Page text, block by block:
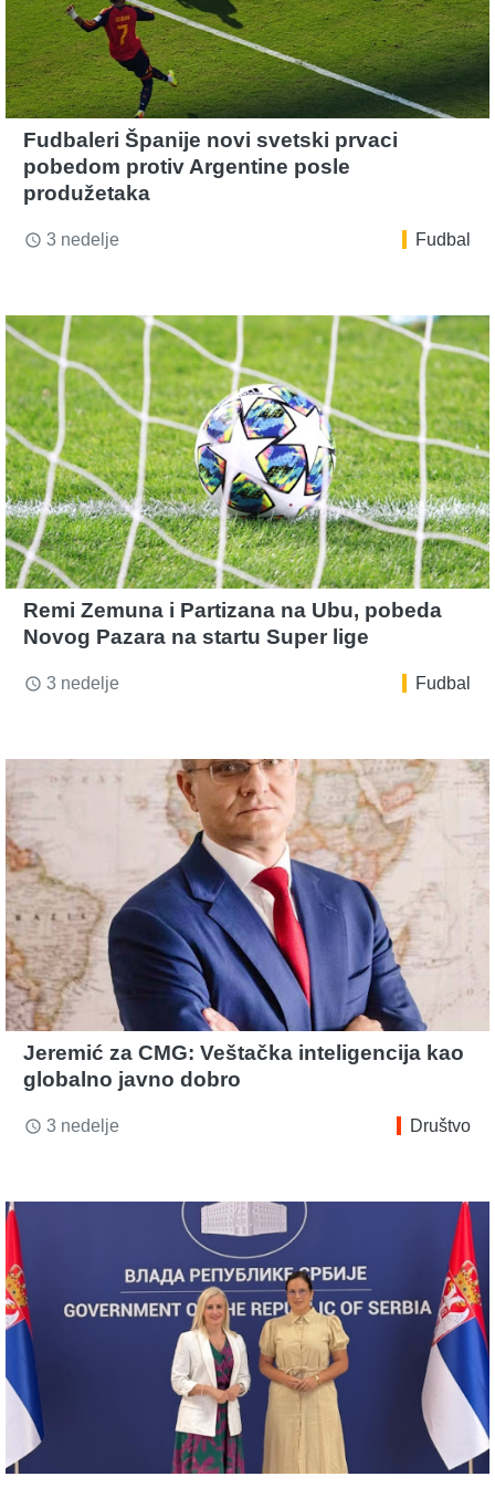
Fudbaleri Španije novi svetski prvaci
pobedom protiv Argentine posle
produžetaka
access_time 3 nedelje Fudbal
Remi Zemuna i Partizana na Ubu, pobeda
Novog Pazara na startu Super lige
access_time 3 nedelje Fudbal
Jeremić za CMG: Veštačka inteligencija kao
globalno javno dobro
access_time 3 nedelje Društvo